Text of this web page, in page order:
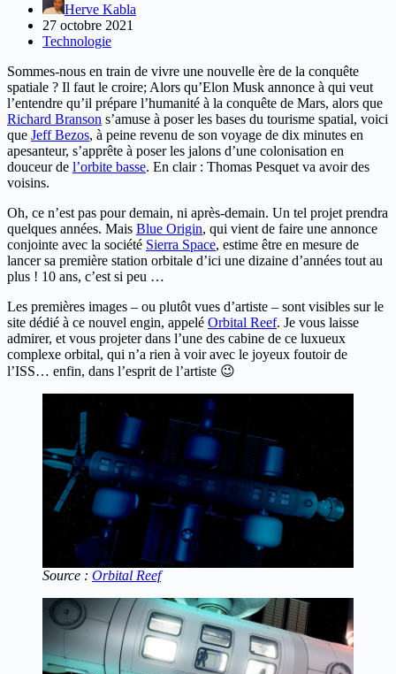
Herve Kabla
27 octobre 2021
Technologie
Sommes-nous en train de vivre une nouvelle ère de la conquête
spatiale ? Il faut le croire; Alors qu’Elon Musk annonce à qui veut
l’entendre qu’il prépare l’humanité à la conquête de Mars, alors que
Richard Branson s’amuse à poser les bases du tourisme spatial, voici
que Jeff Bezos, à peine revenu de son voyage de dix minutes en
apesanteur, s’apprête à poser les jalons d’une colonisation en
douceur de l’orbite basse. En clair : Thomas Pesquet va avoir des
voisins.
Oh, ce n’est pas pour demain, ni après-demain. Un tel projet prendra
quelques années. Mais Blue Origin, qui vient de faire une annonce
conjointe avec la société Sierra Space, estime être en mesure de
lancer sa première station orbitale d’ici une dizaine d’années tout au
plus ! 10 ans, c’est si peu …
Les premières images – ou plutôt vues d’artiste – sont visibles sur le
site dédié à ce nouvel engin, appelé Orbital Reef. Je vous laisse
admirer, et vous projeter dans l’une des cabine de ce luxueux
complexe orbital, qui n’a rien à voir avec le joyeux foutoir de
l’ISS… enfin, dans l’esprit de l’artiste 😉
Source : Orbital Reef